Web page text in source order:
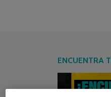
ENCUENTRA